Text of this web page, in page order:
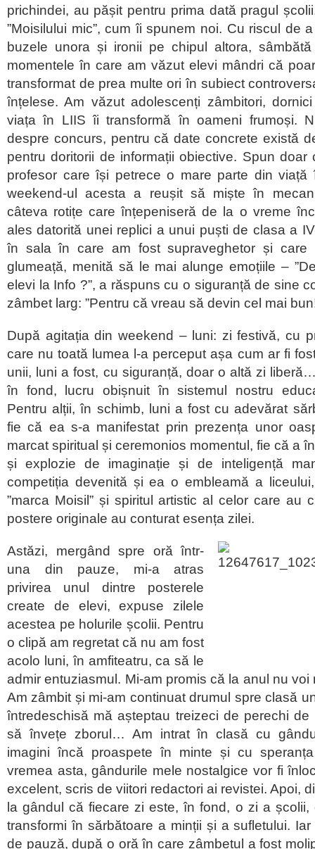
prichindei, au pășit pentru prima dată pragul
”Moisilului mic”, cum îi spunem noi. Cu riscul de
buzele unora și ironii pe chipul altora,
momentele în care am văzut elevi mândri că
transformat de prea multe ori în subiect
înțelese. Am văzut adolescenți zâmbitori,
viața în LIIS îi transformă în oameni frumoși.
despre concurs, pentru că date concrete există
pentru doritorii de informații obiective. Spun doar
profesor care își petrece o mare parte din viață
weekend-ul acesta a reușit să miște în
câteva rotițe care înțepeniseră de la o vreme
ales datorită unei replici a unui puști de clasa a
în sala în care am fost supraveghetor și care
glumeață, menită să le mai alunge emoțiile –
elevi la Info ?”, a răspuns cu o siguranță de sine
zâmbet larg: ”Pentru că vreau să devin cel mai
După agitația din weekend – luni: zi festivă, cu
care nu toată lumea l-a perceput așa cum ar fi
unii, luni a fost, cu siguranță, doar o altă zi
în fond, lucru obișnuit în sistemul nostru
Pentru alții, în schimb, luni a fost cu adevărat
fie că ea s-a manifestat prin prezența unor
marcat spiritual și ceremonios momentul, fie că a
și explozie de imaginație și de inteligență
competiția devenită și ea o embleamă a
”marca Moisil” și spiritul artistic al celor care au
postere originale au conturat esența zilei.
Astăzi, mergând spre oră într-
una din pauze, mi-a atras
privirea unul dintre posterele
create de elevi, expuse zilele
acestea pe holurile școlii. Pentru
o clipă am regretat că nu am fost
acolo luni, în amfiteatru, ca să le
admir entuziasmul. Mi-am promis că la anul nu voi
Am zâmbit și mi-am continuat drumul spre clasă
întredeschisă mă așteptau treizeci de perechi
să învețe zborul… Am intrat în clasă cu
imagini încă proaspete în minte și cu
vremea asta, gândurile mele nostalgice vor fi
excelent, scris de viitori redactori ai revistei. Apoi,
la gândul că fiecare zi este, în fond, o zi a
transformi în sărbătoare a minții și a sufletului.
de pauză, după o oră în care zâmbetul a fost